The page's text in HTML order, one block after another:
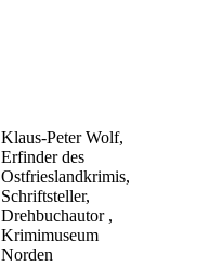
Klaus-Peter Wolf,
Erfinder des
Ostfrieslandkrimis,
Schriftsteller,
Drehbuchautor ,
Krimimuseum
Norden